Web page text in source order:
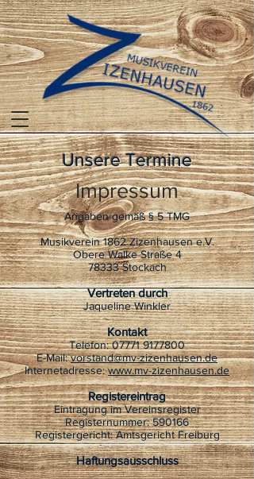
Unsere Termine
Impressum
Angaben gemäß § 5 TMG
Musikverein 1862 Zizenhausen e.V.
Obere Walke Straße 4
78333 Stockach
Vertreten durch
Jaqueline Winkler
Kontakt
Telefon:07771 9177800
E-Mail:vorstand@mv-zizenhausen.de
Internetadresse:www.mv-zizenhausen.de
Registereintrag
Eintragung im Vereinsregister
Registernummer: 590166
Registergericht: Amtsgericht Freiburg
Haftungsausschluss